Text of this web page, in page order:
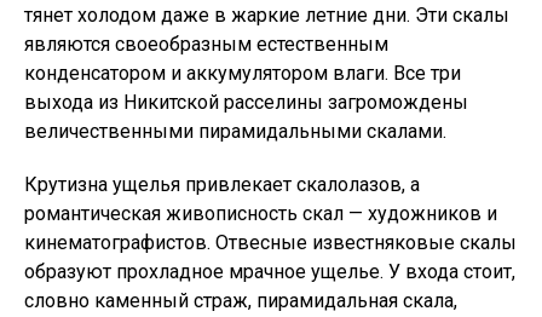
тянет холодом даже в жаркие летние дни. Эти скалы
являются своеобразным естественным
конденсатором и аккумулятором влаги. Все три
выхода из Никитской расселины загромождены
величественными пирамидальными скалами.
Крутизна ущелья привлекает скалолазов, а
романтическая живописность скал — художников и
кинематографистов. Отвесные известняковые скалы
образуют прохладное мрачное ущелье. У входа стоит,
словно каменный страж, пирамидальная скала,